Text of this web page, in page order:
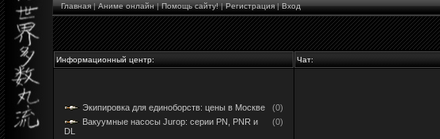
Главная|Аниме онлайн|Помощь сайту!|Регистрация|Вход
Информационный центр: Чат:
Экипировка для единоборств: цены в Москве
(0)
Вакуумные насосы Jurop: серии PN, PNR и
DL
(0)